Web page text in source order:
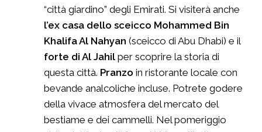
“città giardino” degli Emirati. Si visiterà anche
l’ex casa dello sceicco Mohammed Bin
Khalifa Al Nahyan (sceicco di Abu Dhabi) e il
forte di Al Jahil per scoprire la storia di
questa città. Pranzo in ristorante locale con
bevande analcoliche incluse. Potrete godere
della vivace atmosfera del mercato del
bestiame e dei cammelli. Nel pomeriggio